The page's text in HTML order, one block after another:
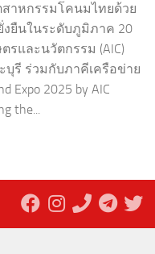
าหกรรมโคนมไทยด้วย
ยืนในระดับภูมิภาค 20
รและนวัตกรรม (AIC)
รี ร่วมกับภาคีเครือข่าย
Expo 2025 by AIC
the...